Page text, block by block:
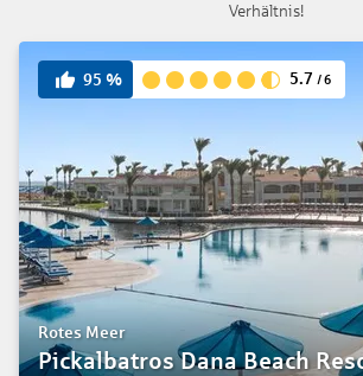
Verhältnis!
95 % 5.7 /6
Rotes Meer
Pickalbatros Dana Beach